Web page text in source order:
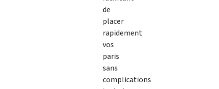
de
placer
rapidement
vos
paris
sans
complications